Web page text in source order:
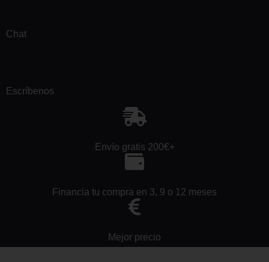
Chat
Escríbenos
Envío gratis 200€+
Financia tu compra en 3, 9 o 12 meses
Mejor precio